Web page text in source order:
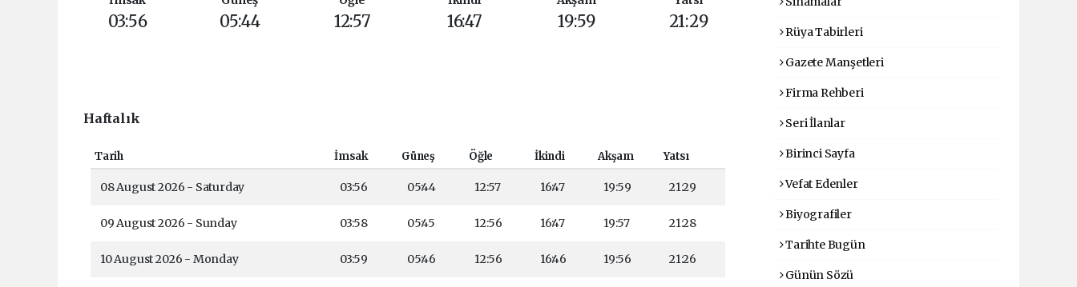
03:56 05:44 12:57 16:47 19:59 21:29
Haftalık
Tarih İmsak Güneş Öğle İkindi Akşam Yatsı
08 August 2026 - Saturday 03:56 05:44 12:57 16:47 19:59 21:29
09 August 2026 - Sunday 03:58 05:45 12:56 16:47 19:57 21:28
10 August 2026 - Monday 03:59 05:46 12:56 16:46 19:56 21:26
Rüya Tabirleri
Gazete Manşetleri
Firma Rehberi
Seri İlanlar
Birinci Sayfa
Vefat Edenler
Biyografiler
Tarihte Bugün
Günün Sözü